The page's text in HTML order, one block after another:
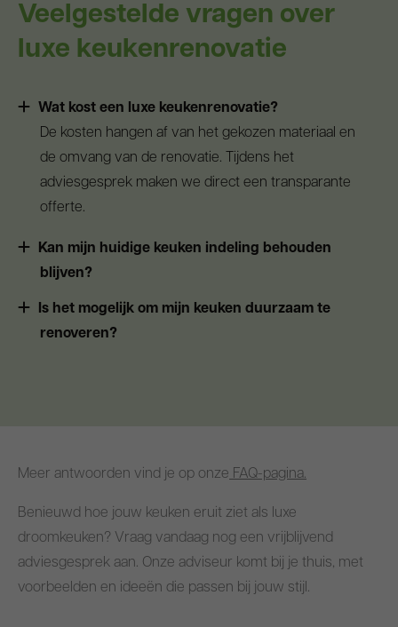
Veelgestelde vragen over
luxe keukenrenovatie
Wat kost een luxe keukenrenovatie?
De kosten hangen af van het gekozen materiaal en
de omvang van de renovatie. Tijdens het
adviesgesprek maken we direct een transparante
offerte.
Kan mijn huidige keuken indeling behouden
blijven?
Is het mogelijk om mijn keuken duurzaam te
renoveren?
Meer antwoorden vind je op onze FAQ-pagina.
Benieuwd hoe jouw keuken eruit ziet als luxe
droomkeuken? Vraag vandaag nog een vrijblijvend
adviesgesprek aan. Onze adviseur komt bij je thuis, met
voorbeelden en ideeën die passen bij jouw stijl.